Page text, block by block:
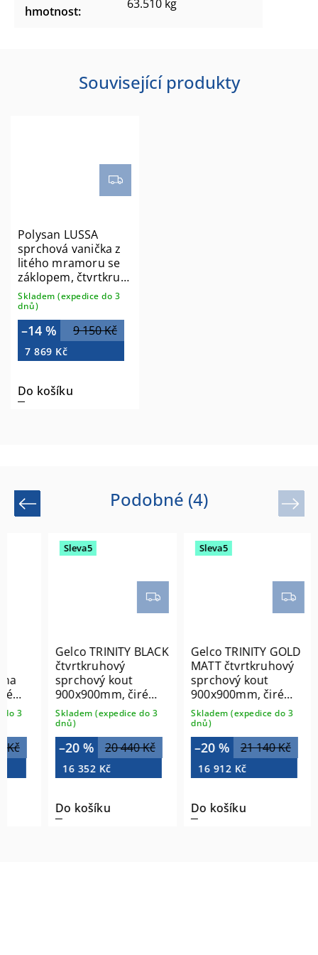
hmotnost: 63.510 kg
Související produkty
Polysan LUSSA
sprchová vanička z
litého mramoru se
záklopem, čtvrtkruh
90x90cm, R550
71602
Skladem (expedice do 3
dnů)
9 150 Kč
–14 %
7 869 Kč
Do košíku
Podobné (4)
Previous
3
Kč
Sleva5
Gelco TRINITY BLACK
čtvrtkruhový
sprchový kout
900x900mm, čiré
sklo, levé GT6590CL-
B
Skladem (expedice do 3
dnů)
20 440 Kč
–20 %
16 352 Kč
Do košíku
Sleva5
Gelco TRINITY GOLD
MATT čtvrtkruhový
sprchový kout
900x900mm, čiré
sklo, levé GT6590CL-
G
Skladem (expedice do 3
dnů)
21 140 Kč
–20 %
16 912 Kč
Do košíku
Next